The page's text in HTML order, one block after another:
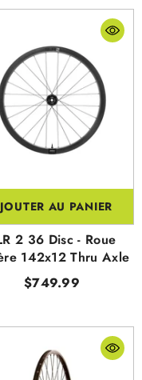
AU PANIER
2 36 Disc - Roue
142x12 Thru Axle
$749.99